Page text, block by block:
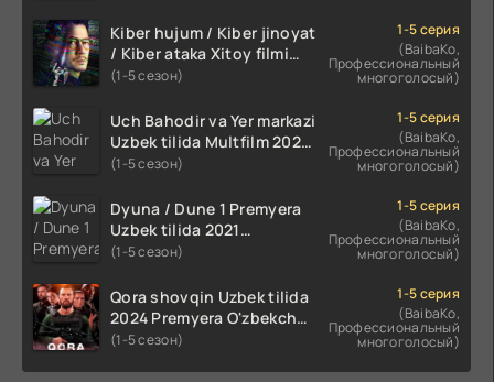
Kiber hujum / Kiber jinoyat
/ Kiber ataka Xitoy filmi
Uzbek tilida O'zbekcha
HD skachat
(1-5 сезон)
1-5 серия
(BaibaKo,
Профессиональный
многоголосый)
Uch Bahodir va Yer markazi
Uzbek tilida Multfilm 2025
tarjima HD skachat
(1-5 сезон)
1-5 серия
(BaibaKo,
Профессиональный
многоголосый)
Dyuna / Dune 1 Premyera
Uzbek tilida 2021
O'zbekcha tarjima kino HD
(1-5 сезон)
1-5 серия
(BaibaKo,
Профессиональный
многоголосый)
Qora shovqin Uzbek tilida
2024 Premyera O'zbekcha
tarjima kino HD skachat
(1-5 сезон)
1-5 серия
(BaibaKo,
Профессиональный
многоголосый)